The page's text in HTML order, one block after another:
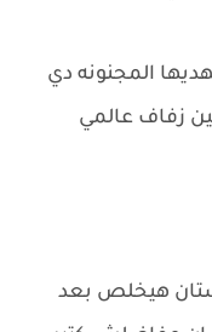
المجنونه دي
زفاف عالمي
هيخلص بعد